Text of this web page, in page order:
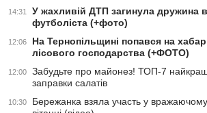
14:31
У жахливій ДТП загинула дружина
футболіста (+фото)
12:06
На Тернопільщині попався на
лісового господарства (+ФОТО)
12:00
Забудьте про майонез! ТОП-7
заправки салатів
10:30
Бережанка взяла участь у